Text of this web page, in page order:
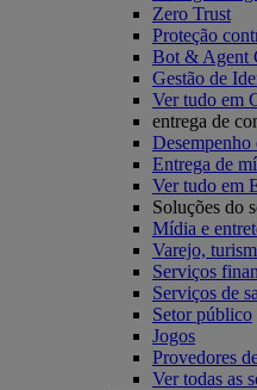
Zero Trust
Proteção
Bot & Agent
Gestão de
Ver tudo em
entrega de
Entrega de
Ver tudo em
Soluções do
Mídia e
Varejo,
Serviços
Serviços de
Setor público
Jogos
Provedores
Ver todas as